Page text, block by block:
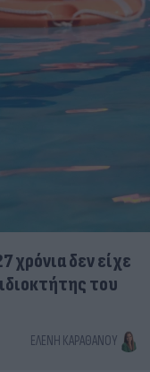
χρόνια δεν είχε
του
ΕΛΈΝΗ ΚΑΡΑΘΆΝΟΥ